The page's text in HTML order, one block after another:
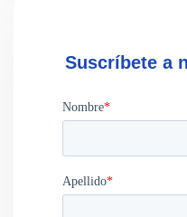
Suscríbete a